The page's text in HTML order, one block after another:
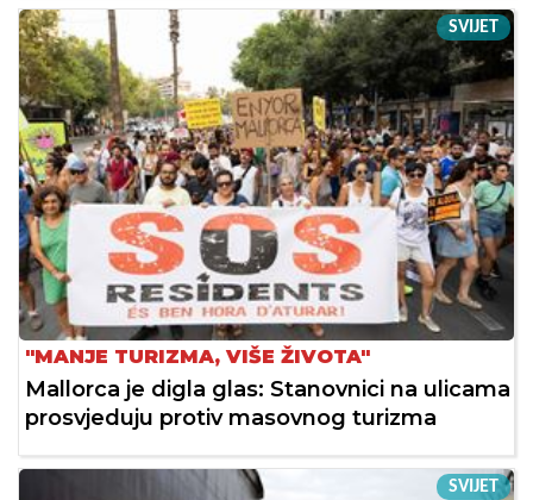
SVIJET
"MANJE TURIZMA, VIŠE ŽIVOTA"
Mallorca je digla glas: Stanovnici na ulicama
prosvjeduju protiv masovnog turizma
SVIJET